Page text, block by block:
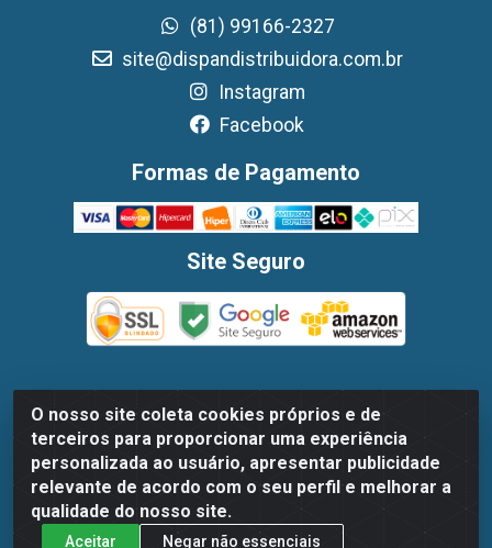
O nosso site coleta cookies próprios e de
terceiros para proporcionar uma experiência
personalizada ao usuário, apresentar publicidade
relevante de acordo com o seu perfil e melhorar a
qualidade do nosso site.
Aceitar Negar não essenciais
(81) 99166-2327
site@dispandistribuidora.com.br
Instagram
Facebook
Formas de Pagamento
Site Seguro
Dispan Distribuidora de Alimentos LTDA - Avenida Marechal
Mascarenhas De Moraes, 1048- Imbiribeira, Recife/PE - CEP
51.170-000 - CNPJ 30.779.584/0003-78